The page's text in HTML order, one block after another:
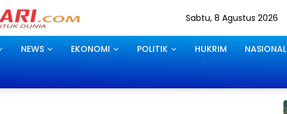
Sabtu, 8 Agustus 2026
NEWS EKONOMI POLITIK HUKRIM NASIONAL